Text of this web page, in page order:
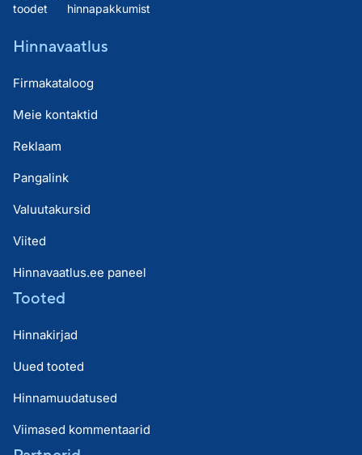
toodet
hinnapakkumist
Hinnavaatlus
Firmakataloog
Meie kontaktid
Reklaam
Pangalink
Valuutakursid
Viited
Hinnavaatlus.ee paneel
Tooted
Hinnakirjad
Uued tooted
Hinnamuudatused
Viimased kommentaarid